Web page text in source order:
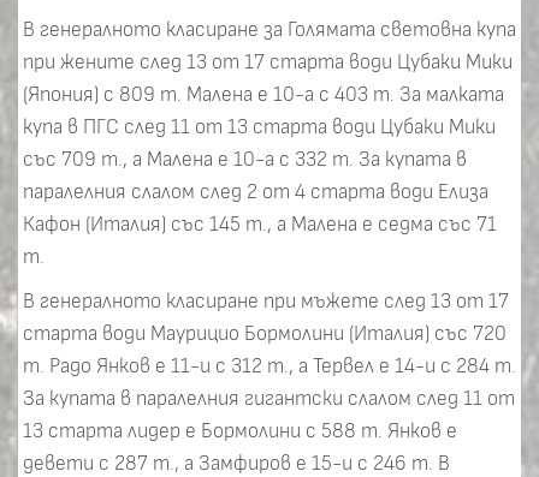
В генералното класиране за Голямата световна купа
при жените след 13 от 17 старта води Цубаки Мики
(Япония) с 809 т. Малена е 10-а с 403 т. За малката
купа в ПГС след 11 от 13 старта води Цубаки Мики
със 709 т., а Малена е 10-а с 332 т. За купата в
паралелния слалом след 2 от 4 старта води Елиза
Кафон (Италия) със 145 т., а Малена е седма със 71
т.
В генералното класиране при мъжете след 13 от 17
старта води Маурицио Бормолини (Италия) със 720
т. Радо Янков е 11-и с 312 т., а Тервел е 14-и с 284 т.
За купата в паралелния гигантски слалом след 11 от
13 старта лидер е Бормолини с 588 т. Янков е
девети с 287 т., а Замфиров е 15-и с 246 т. В